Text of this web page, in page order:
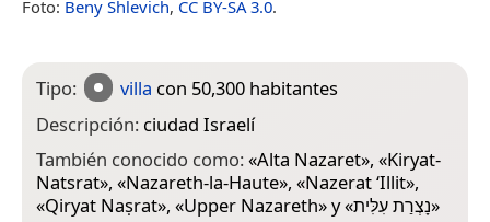
Foto: Beny Shlevich, CC BY-SA 3.0.
Tipo: villa con 50,300 habitantes
Descripción: ciudad Israelí
También conocido como:«Alta Nazaret», «Kiryat-
Natsrat», «Nazareth-la-Haute», «Nazerat ‘Illit»,
«Qiryat Naṣrat», «Upper Nazareth» y «נָצְרַת עִלִּית»